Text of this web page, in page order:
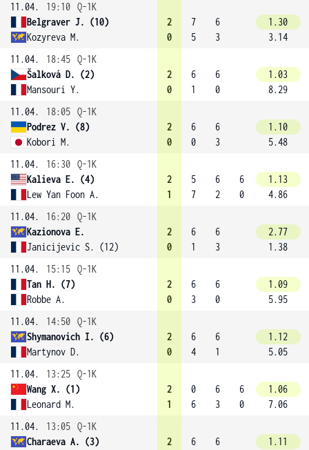
11.04. 19:10 Q-1K
Belgraver J. (10)
Kozyreva M.
2
0
7
5
6
3
1.30
3.14
11.04.
18:45 Q-1K
Šalková D. (2)
Mansouri Y.
2
0
6
1
6
0
1.03
8.29
11.04.
18:05 Q-1K
Podrez V. (8)
Kobori M.
2
0
6
0
6
3
1.10
5.48
11.04.
16:30 Q-1K
Kalieva E. (4)
Lew Yan Foon A.
2
1
5
7
6
2
6
0
1.13
4.86
11.04.
16:20 Q-1K
Kazionova E.
Janicijevic S. (12)
2
0
6
1
6
3
2.77
1.38
11.04.
15:15 Q-1K
Tan H. (7)
Robbe A.
2
0
6
3
6
0
1.09
5.95
11.04.
14:50 Q-1K
Shymanovich I. (6)
Martynov D.
2
0
6
4
6
1
1.12
5.05
11.04.
13:25 Q-1K
Wang X. (1)
Leonard M.
2
1
0
6
6
3
6
0
1.06
7.06
11.04.
13:05 Q-1K
Charaeva A. (3)
2
6
6
1.11